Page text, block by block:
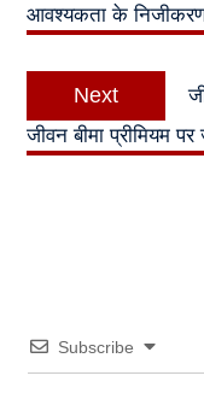
आवश्यकता के निजीकरण
Next
जीवन बीमा प्रीमियम
Subscribe